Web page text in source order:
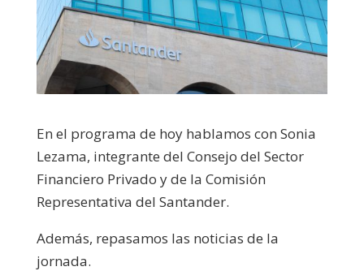
En el programa de hoy hablamos con Sonia
Lezama, integrante del Consejo del Sector
Financiero Privado y de la Comisión
Representativa del Santander.
Además, repasamos las noticias de la
jornada.